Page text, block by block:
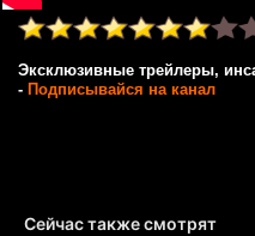
Эксклюзивные трейлеры,
- Подписывайся на канал
Сейчас также смотрят